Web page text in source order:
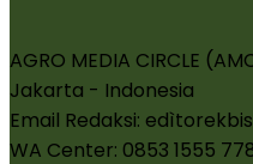
AGRO MEDIA CIRCLE
Jakarta - Indonesia
Email Redaksi:
WA Center: 0853 1555